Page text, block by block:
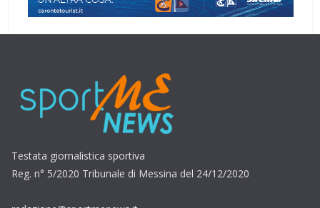
Testata giornalistica sportiva
Reg. n° 5/2020 Tribunale di Messina del 24/12/2020